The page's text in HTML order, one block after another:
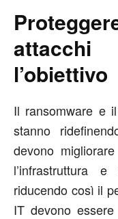
attacchi
l’obiettivo
Il ransomware e
stanno
devono
l’infrastruttura
riducendo così il
IT devono